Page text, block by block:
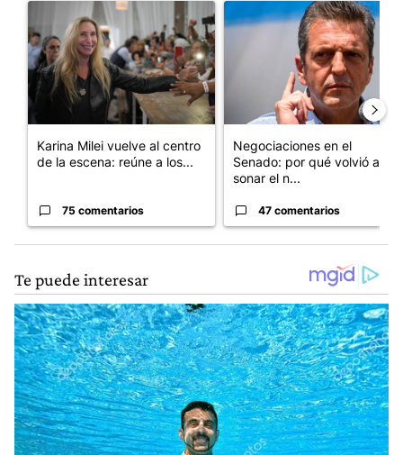
Un artículo de tendencia con el título "Karina Milei vuelve al
Karina Milei vuelve al centro
de la escena: reúne a los...
75 comentarios
Un artículo de tendencia
Negociaciones en el
Senado: por qué volvió a
sonar el n...
47 comentarios